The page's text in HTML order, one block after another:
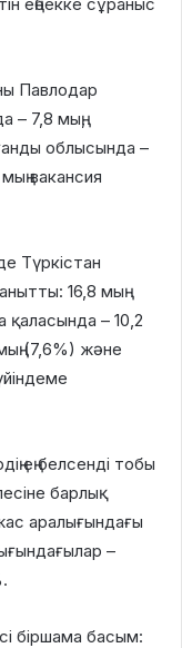
Павлодар
– 7,8 мың,
облысында –
вакансия
Түркістан
16,8 мың
қаласында – 10,2
(7,6%) және
ең белсенді тобы
барлық
аралығындағы
–
біршама басым: